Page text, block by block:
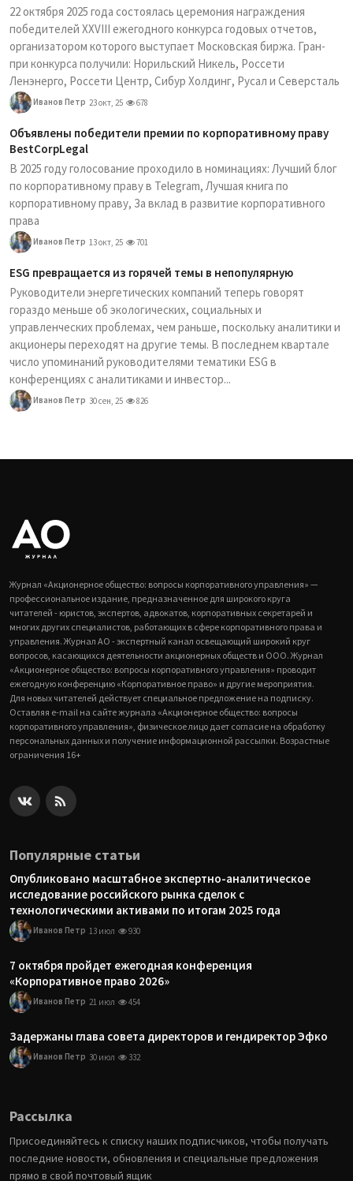
22 октября 2025 года состоялась церемония награждения
победителей XXVIII ежегодного конкурса годовых отчетов,
организатором которого выступает Московская биржа. Гран-
при конкурса получили: Норильский Никель, Россети
Ленэнерго, Россети Центр, Сибур Холдинг, Русал и Северсталь
Иванов Петр 23 окт, 25 678
Объявлены победители премии по корпоративному праву
BestCorpLegal
В 2025 году голосование проходило в номинациях: Лучший блог
по корпоративному праву в Telegram, Лучшая книга по
корпоративному праву, За вклад в развитие корпоративного
права
Иванов Петр 13 окт, 25 701
ESG превращается из горячей темы в непопулярную
Руководители энергетических компаний теперь говорят
гораздо меньше об экологических, социальных и
управленческих проблемах, чем раньше, поскольку аналитики и
акционеры переходят на другие темы. В последнем квартале
число упоминаний руководителями тематики ESG в
конференциях с аналитиками и инвестор...
Иванов Петр 30 сен, 25 826
Журнал «Акционерное общество: вопросы корпоративного управления» —
профессиональное издание, предназначенное для широкого круга
читателей - юристов, экспертов, адвокатов, корпоративных секретарей и
многих других специалистов, работающих в сфере корпоративного права и
управления. Журнал АО - экспертный канал освещающий широкий круг
вопросов, касающихся деятельности акционерных обществ и ООО. Журнал
«Акционерное общество: вопросы корпоративного управления» проводит
ежегодную конференцию «Корпоративное право» и другие мероприятия.
Для новых читателей действует специальное предложение на подписку.
Оставляя e-mail на сайте журнала «Акционерное общество: вопросы
корпоративного управления», физическое лицо дает согласие на обработку
персональных данных и получение информационной рассылки. Возрастные
ограничения 16+
Популярные статьи
Опубликовано масштабное экспертно-аналитическое
исследование российского рынка сделок с
технологическими активами по итогам 2025 года
Иванов Петр 13 июл 930
7 октября пройдет ежегодная конференция
«Корпоративное право 2026»
Иванов Петр 21 июл 454
Задержаны глава совета директоров и гендиректор Эфко
Иванов Петр 30 июл 332
Рассылка
Присоединяйтесь к списку наших подписчиков, чтобы получать
последние новости, обновления и специальные предложения
прямо в свой почтовый ящик